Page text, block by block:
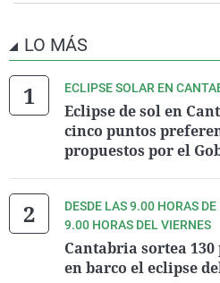
LO MÁS
ECLIPSE SOLAR EN
Eclipse de sol en
cinco puntos
propuestos por el
DESDE LAS 9.00 HORAS
9.00 HORAS DEL VIERNES
Cantabria sortea
en barco el eclipse